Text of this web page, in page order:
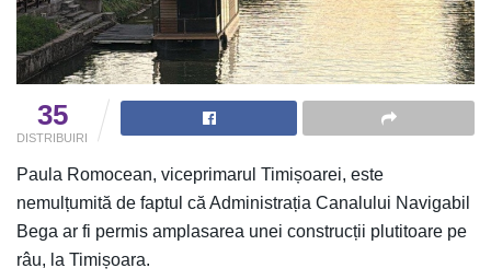
35
DISTRIBUIRI
Paula Romocean, viceprimarul Timișoarei, este
nemulțumită de faptul că Administrația Canalului Navigabil
Bega ar fi permis amplasarea unei construcții plutitoare pe
râu, la Timișoara.